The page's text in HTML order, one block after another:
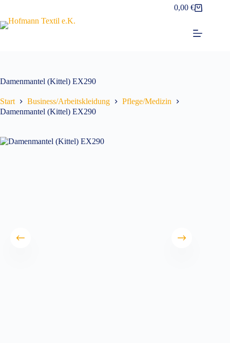
springen
Warenkorb
0,00€
Damenmantel (Kittel) EX290
Start Business/Arbeitskleidung
Pflege/Medizin
Damenmantel (Kittel) EX290